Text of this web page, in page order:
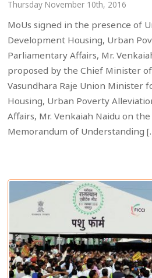
Thursday November 10th, 2016
MoUs signed in the presence of
Development Housing, Urban
Parliamentary Affairs, Mr.
proposed by the Chief Minister of
Vasundhara Raje Union Minister
Housing, Urban Poverty
Affairs, Mr. Venkaiah Naidu on
Memorandum of Understanding